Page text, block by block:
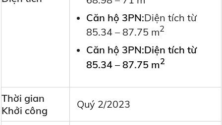
Căn hộ 3PN:Diện tích từ
85.34 – 87.75 m2
Căn hộ 3PN:Diện tích từ
85.34 – 87.75 m2
Thời gian
Khởi công
Quý 2/2023